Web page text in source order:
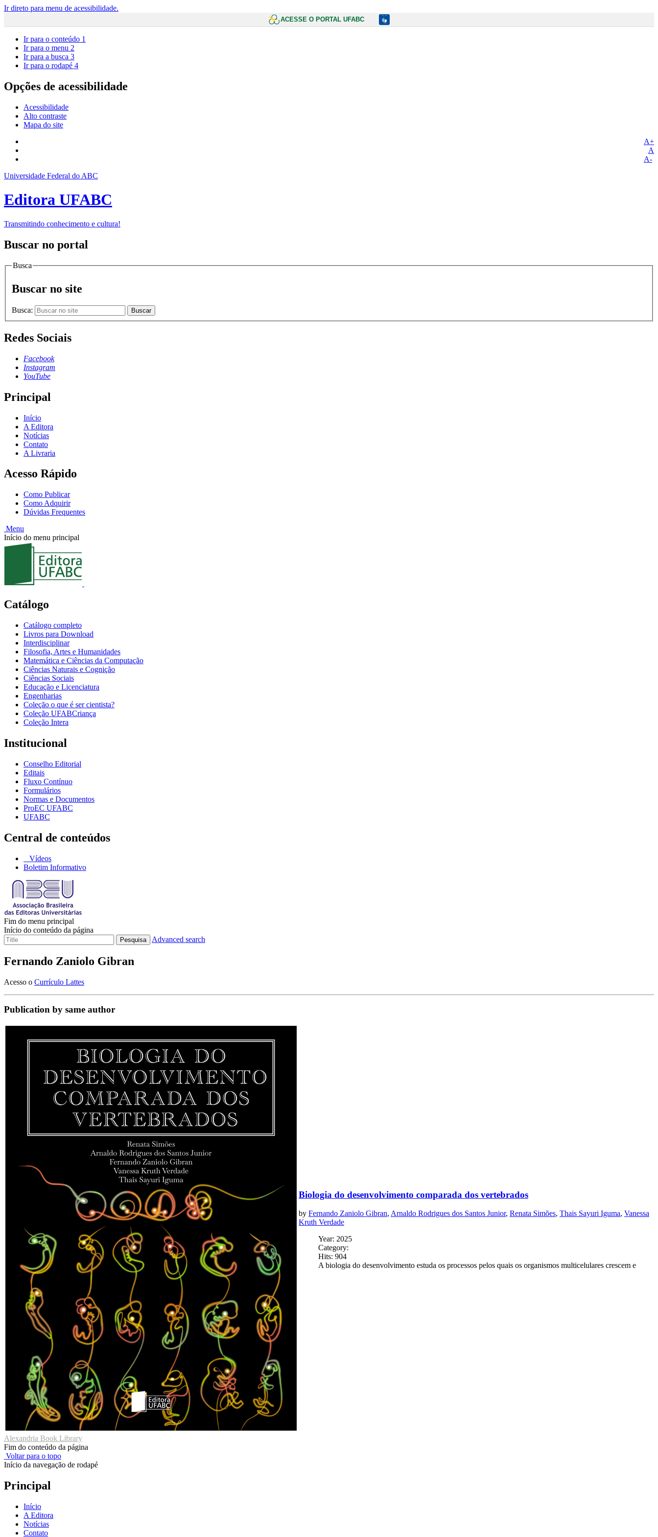
Ir direto para menu de acessibilidade.
ACESSE O PORTAL UFABC
Ir para o conteúdo 1
Ir para o menu 2
Ir para a busca 3
Ir para o rodapé 4
Opções de acessibilidade
Acessibilidade
Alto contraste
Mapa do site
A+
A
A-
Universidade Federal do ABC
Editora UFABC
Transmitindo conhecimento e cultura!
Buscar no portal
Busca
Buscar no site
Busca: Buscar
Redes Sociais
Facebook
Instagram
YouTube
Principal
Início
A Editora
Notícias
Contato
A Livraria
Acesso Rápido
Como Publicar
Como Adquirir
Dúvidas Frequentes
Menu
Início do menu principal
Catálogo
Catálogo completo
Livros para Download
Interdisciplinar
Filosofia, Artes e Humanidades
Matemática e Ciências da Computação
Ciências Naturais e Cognição
Ciências Sociais
Educação e Licenciatura
Engenharias
Coleção o que é ser cientista?
Coleção UFABCriança
Coleção Intera
Institucional
Conselho Editorial
Editais
Fluxo Contínuo
Formulários
Normas e Documentos
ProEC UFABC
UFABC
Central de conteúdos
Vídeos
Boletim Informativo
Fim do menu principal
Início do conteúdo da página
Pesquisa Advanced search
Fernando Zaniolo Gibran
Acesso o Currículo Lattes
Publication by same author
Biologia do desenvolvimento comparada dos vertebrados
by Fernando Zaniolo Gibran, Arnaldo Rodrigues dos Santos Junior, Renata Simões, Thais Sayuri Iguma, Vanessa
Kruth Verdade
Year: 2025
Category:
Hits: 904
A biologia do desenvolvimento estuda os processos pelos quais os organismos multicelulares crescem e
Alexandria Book Library
Fim do conteúdo da página
Voltar para o topo
Início da navegação de rodapé
Principal
Início
A Editora
Notícias
Contato